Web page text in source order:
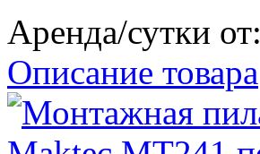
Аренда/сутки от:
Описание товара